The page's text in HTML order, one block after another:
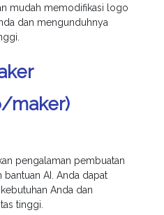
mudah memodifikasi logo
dan mengunduhnya
maker)
pengalaman pembuatan
AI. Anda dapat
Anda dan
tinggi.